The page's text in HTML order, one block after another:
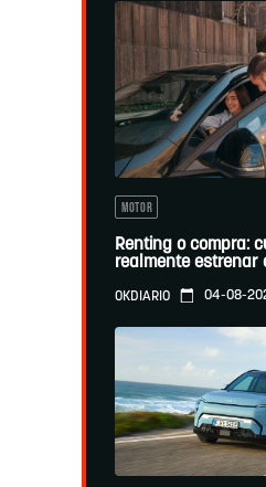
MOTOR
Renting o compra:
realmente estrenar
OKDIARIO 04-08-